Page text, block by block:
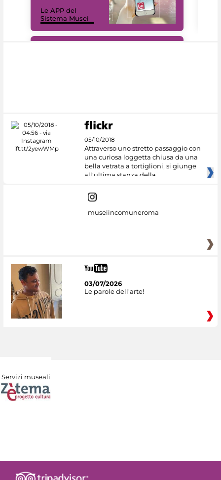
Le APP del
Sistema Musei
05/10/2018
Attraverso uno stretto passaggio con
una curiosa loggetta chiusa da una
bella vetrata a tortiglioni, si giunge
all'ultima stanza della
museiincomuneroma
03/07/2026
Le parole dell'arte!
Servizi museali